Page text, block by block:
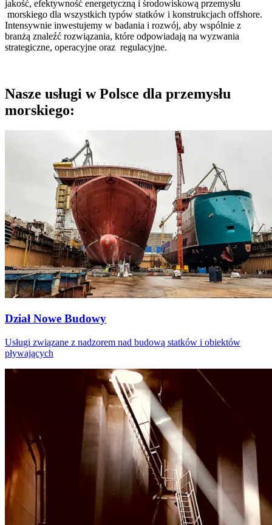
jakość, efektywność energetyczną i środowiskową przemysłu
morskiego dla wszystkich typów statków i konstrukcjach offshore.
Intensywnie inwestujemy w badania i rozwój, aby wspólnie z
branżą znaleźć rozwiązania, które odpowiadają na wyzwania
strategiczne, operacyjne oraz regulacyjne.
Nasze usługi w Polsce dla przemysłu
morskiego:
Dział Nowe Budowy
Usługi związane z nadzorem nad budową statków i obiektów
pływających